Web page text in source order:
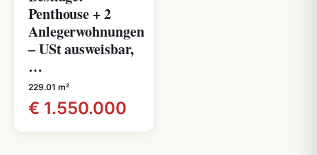
Penthouse + 2
Anlegerwohnungen
– USt ausweisbar,
…
229.01 m²
€ 1.550.000